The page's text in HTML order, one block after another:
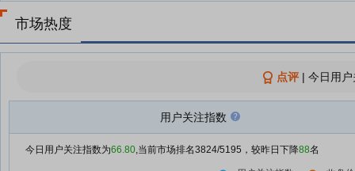
召开2025年年度股东大会
地素时尚一季度归母净利润增长
21.84%
地素时尚(603587.SH)：2026年
06-17
06-04
市场热度
点评| 今日用
用户关注指数
今日用户关注指数为66.80,当前市场排名3824/5195，较昨日下降88名